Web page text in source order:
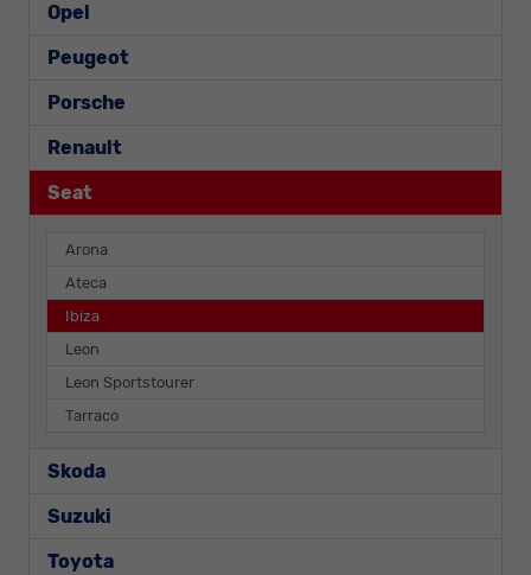
Opel
Peugeot
Porsche
Renault
Seat
Arona
Ateca
Ibiza
Leon
Leon Sportstourer
Tarraco
Skoda
Suzuki
Toyota